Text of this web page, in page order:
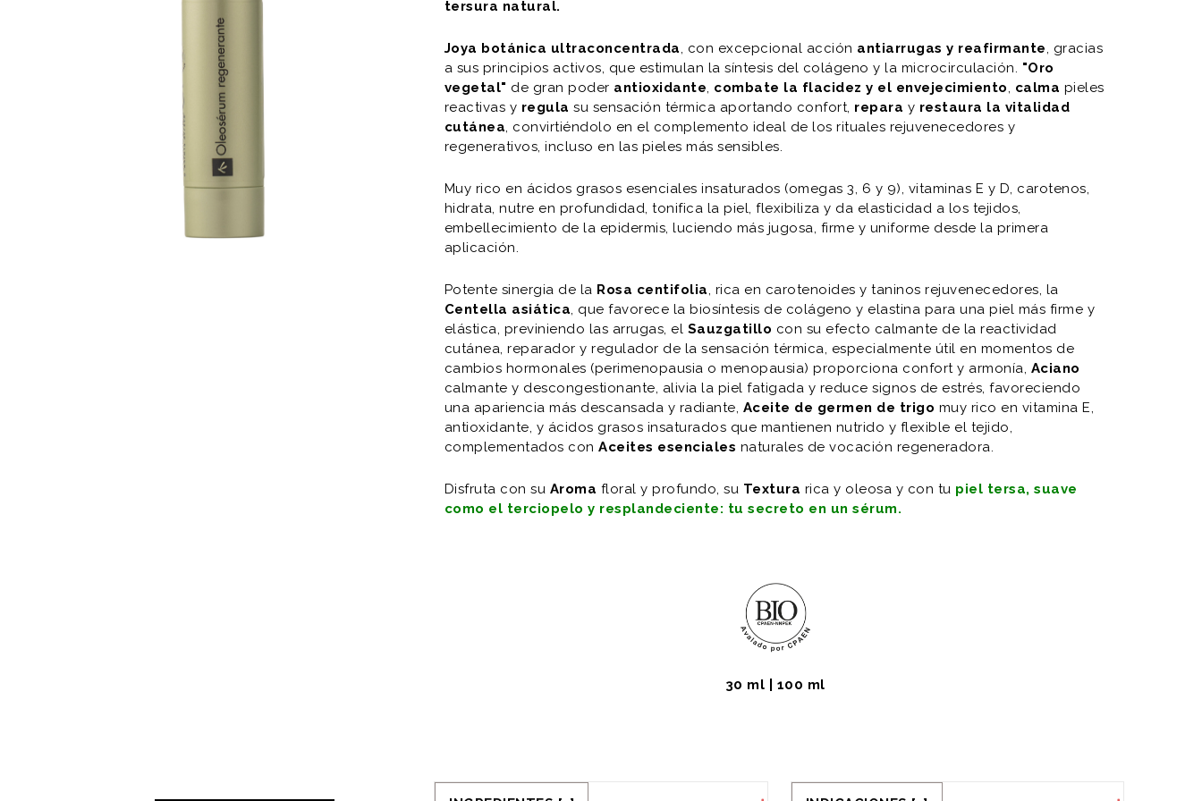
tersura natural.
Joya botánica ultraconcentrada, con excepcional acción antiarrugas y reafirmante, gracias
a sus principios activos, que estimulan la síntesis del colágeno y la microcirculación. "Oro
vegetal" de gran poder antioxidante, combate la flacidez y el envejecimiento, calma pieles
reactivas y regulasu sensación térmica aportando confort, repara y restaura la vitalidad
cutánea, convirtiéndolo en el complemento ideal de los rituales rejuvenecedores y
regenerativos, incluso en las pieles más sensibles.
Muy rico en ácidos grasos esenciales insaturados (omegas 3, 6 y 9), vitaminas E y D, carotenos,
hidrata, nutre en profundidad, tonifica la piel, flexibiliza y da elasticidad a los tejidos,
embellecimiento de la epidermis, luciendo más jugosa, firme y uniforme desde la primera
aplicación.
Potente sinergia de la Rosa centifolia, rica en carotenoides y taninos rejuvenecedores, la
Centella asiática, que favorece la biosíntesis de colágeno y elastina para una piel más firme y
elástica, previniendo las arrugas, el Sauzgatillo con su efecto calmante de la reactividad
cutánea, reparador y regulador de la sensación térmica, especialmente útil en momentos de
cambios hormonales (perimenopausia o menopausia) proporciona confort y armonía, Aciano
calmante y descongestionante, alivia la piel fatigada y reduce signos de estrés, favoreciendo
una apariencia más descansada y radiante, Aceite de germen de trigo muy rico en vitamina E,
antioxidante, y ácidos grasos insaturados que mantienen nutrido y flexible el tejido,
complementados conAceites esenciales naturales de vocación regeneradora.
Disfruta con su Aroma floral y profundo, su Textura rica y oleosa y con tu piel tersa, suave
como el terciopelo y resplandeciente: tu secreto en un sérum.
30 ml | 100 ml